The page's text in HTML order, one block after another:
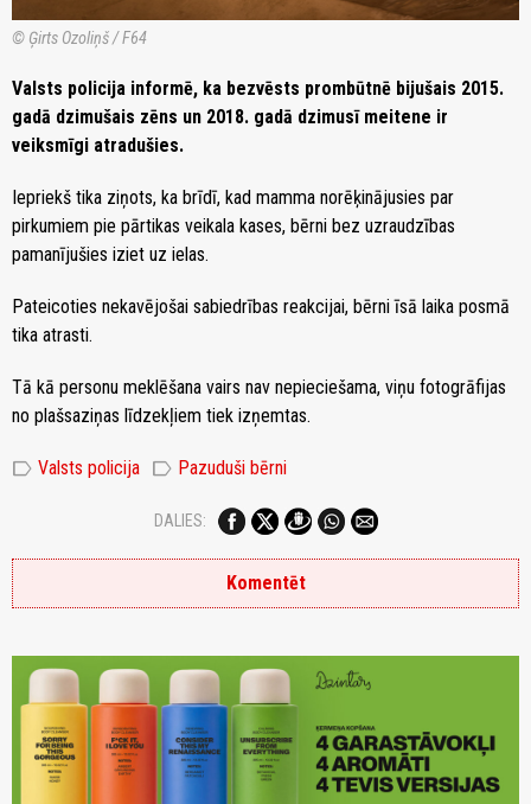
© Ģirts Ozoliņš / F64
Valsts policija informē, ka bezvēsts prombūtnē bijušais 2015.
gadā dzimušais zēns un 2018. gadā dzimusī meitene ir
veiksmīgi atradušies.
Iepriekš tika ziņots, ka brīdī, kad mamma norēķinājusies par
pirkumiem pie pārtikas veikala kases, bērni bez uzraudzības
pamanījušies iziet uz ielas.
Pateicoties nekavējošai sabiedrības reakcijai, bērni īsā laika posmā
tika atrasti.
Tā kā personu meklēšana vairs nav nepieciešama, viņu fotogrāfijas
no plašsaziņas līdzekļiem tiek izņemtas.
label Valsts policija label Pazuduši bērni
DALIES:
Komentēt